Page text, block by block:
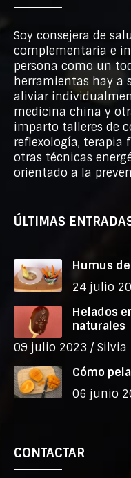
Soy consejera de
complementaria e
persona como un
herramientas hay a
aliviar
medicina china y
imparto talleres de
reflexología, terapia
otras técnicas
orientado a la
ÚLTIMAS
Humus
24 julio
Helados
naturales
09 julio 2023 / Silvia
Cómo
06 junio
CONTACTAR